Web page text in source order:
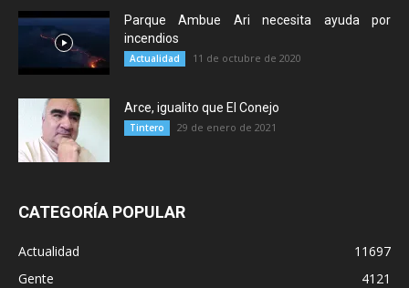
Parque Ambue Ari necesita ayuda por
incendios
Actualidad 11 de octubre de 2020
Arce, igualito que El Conejo
Tintero 29 de enero de 2021
CATEGORÍA POPULAR
Actualidad
11697
Gente
4121